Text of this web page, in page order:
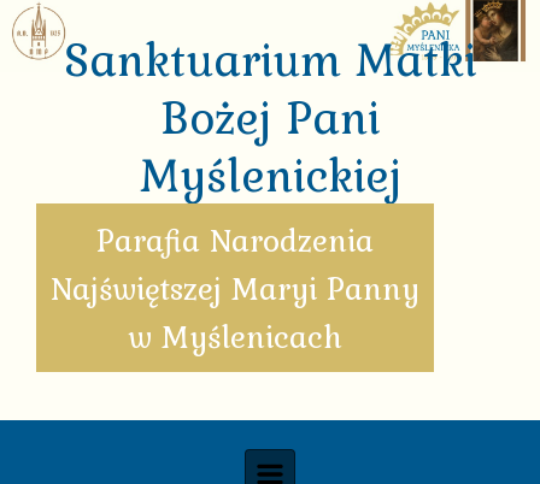
Skip to main content
Sanktuarium Matki
Bożej Pani
Myślenickiej
Parafia Narodzenia
Najświętszej Maryi Panny
w Myślenicach